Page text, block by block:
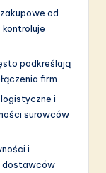
od
podkreślają
firm.
i
surowców
i
dostawców